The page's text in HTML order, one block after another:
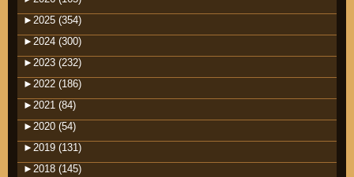
► 2025 (354)
► 2024 (300)
► 2023 (232)
► 2022 (186)
► 2021 (84)
► 2020 (54)
► 2019 (131)
► 2018 (145)